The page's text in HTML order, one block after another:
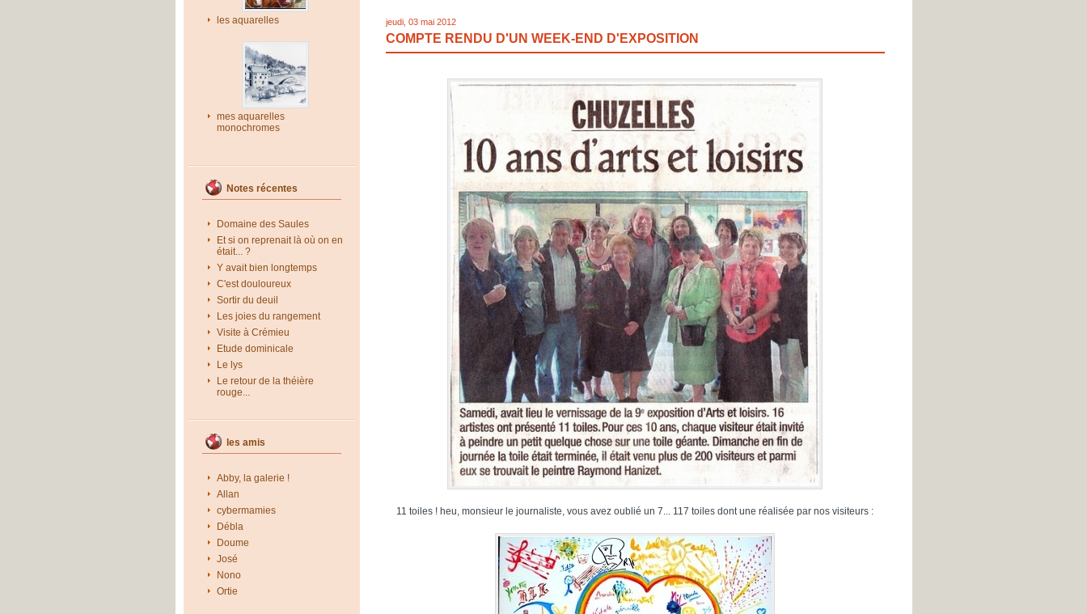
les aquarelles
mes aquarelles
monochromes
Notes récentes
Domaine des Saules
Et si on reprenait là où on en
était... ?
Y avait bien longtemps
C'est douloureux
Sortir du deuil
Les joies du rangement
Visite à Crémieu
Etude dominicale
Le lys
Le retour de la théière
rouge...
les amis
Abby, la galerie !
Allan
cybermamies
Débla
Doume
José
Nono
Ortie
jeudi, 03 mai 2012
COMPTE RENDU D'UN WEEK-END D'EXPOSITION
11 toiles ! heu, monsieur le journaliste, vous avez oublié un 7... 117 toiles dont une réalisée par nos visiteurs :